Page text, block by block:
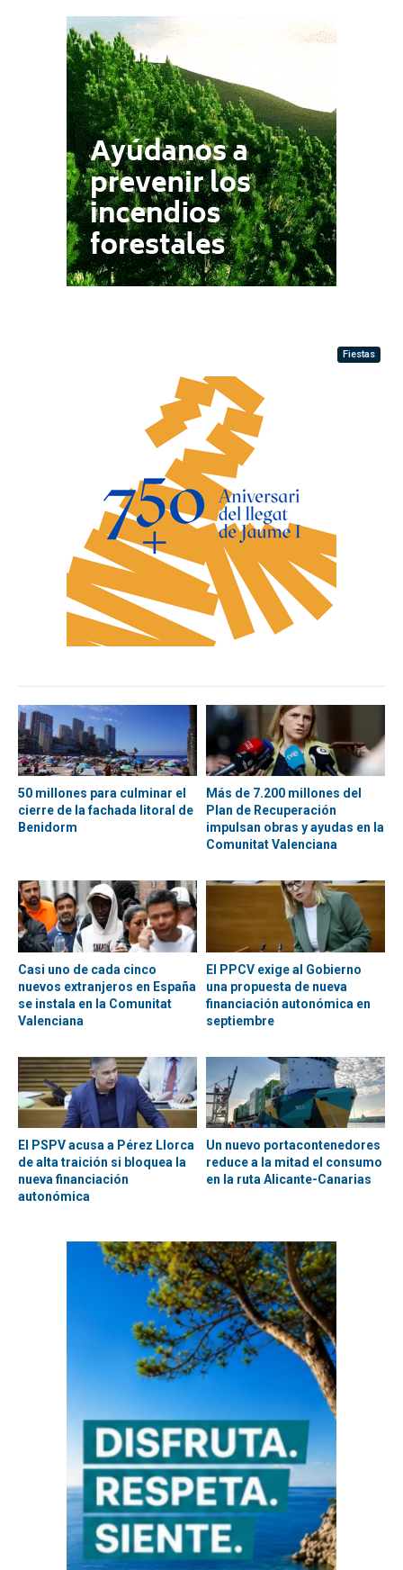
Fiestas
50 millones para culminar el
cierre de la fachada litoral de
Benidorm
Más de 7.200 millones del
Plan de Recuperación
impulsan obras y ayudas en la
Comunitat Valenciana
Casi uno de cada cinco
nuevos extranjeros en España
se instala en la Comunitat
Valenciana
El PPCV exige al Gobierno
una propuesta de nueva
financiación autonómica en
septiembre
El PSPV acusa a Pérez Llorca
de alta traición si bloquea la
nueva financiación
autonómica
Un nuevo portacontenedores
reduce a la mitad el consumo
en la ruta Alicante-Canarias